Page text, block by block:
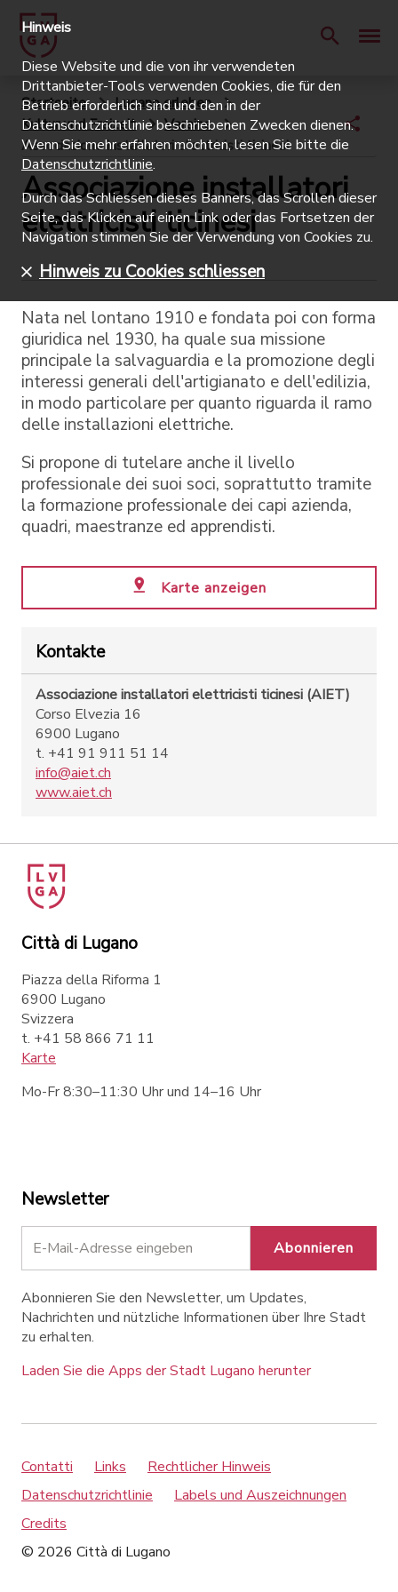
Startseite
Lugano erleben
Kultur und Freizeit
Vereine
Associazione installatori elettricisti ticinesi
Associazione installatori
elettricisti ticinesi
Nata nel lontano 1910 e fondata poi con forma
giuridica nel 1930, ha quale sua missione
principale la salvaguardia e la promozione degli
interessi generali dell'artigianato e dell'edilizia,
in modo particolare per quanto riguarda il ramo
delle installazioni elettriche.
Si propone di tutelare anche il livello
professionale dei suoi soci, soprattutto tramite
la formazione professionale dei capi azienda,
quadri, maestranze ed apprendisti.
Karte anzeigen
Kontakte
Associazione installatori elettricisti ticinesi (AIET)
Corso Elvezia 16
6900 Lugano
t. +41 91 911 51 14
info@aiet.ch
www.aiet.ch
Città di Lugano
Piazza della Riforma 1
6900 Lugano
Svizzera
t. +41 58 866 71 11
Karte
Mo-Fr 8:30–11:30 Uhr und 14–16 Uhr
Newsletter
Abonnieren
Abonnieren Sie den Newsletter, um Updates,
Nachrichten und nützliche Informationen über Ihre Stadt
zu erhalten.
Laden Sie die Apps der Stadt Lugano herunter
Contatti Links
Rechtlicher Hinweis
Datenschutzrichtlinie
Labels und Auszeichnungen
Credits
© 2026 Città di Lugano
Hinweis
Diese Website und die von ihr verwendeten
Drittanbieter-Tools verwenden Cookies, die für den
Betrieb erforderlich sind und den in der
Datenschutzrichtlinie beschriebenen Zwecken dienen.
Wenn Sie mehr erfahren möchten, lesen Sie bitte die
Datenschutzrichtlinie.
Durch das Schliessen dieses Banners, das Scrollen dieser
Seite, das Klicken auf einen Link oder das Fortsetzen der
Navigation stimmen Sie der Verwendung von Cookies zu.
Hinweis zu Cookies schliessen